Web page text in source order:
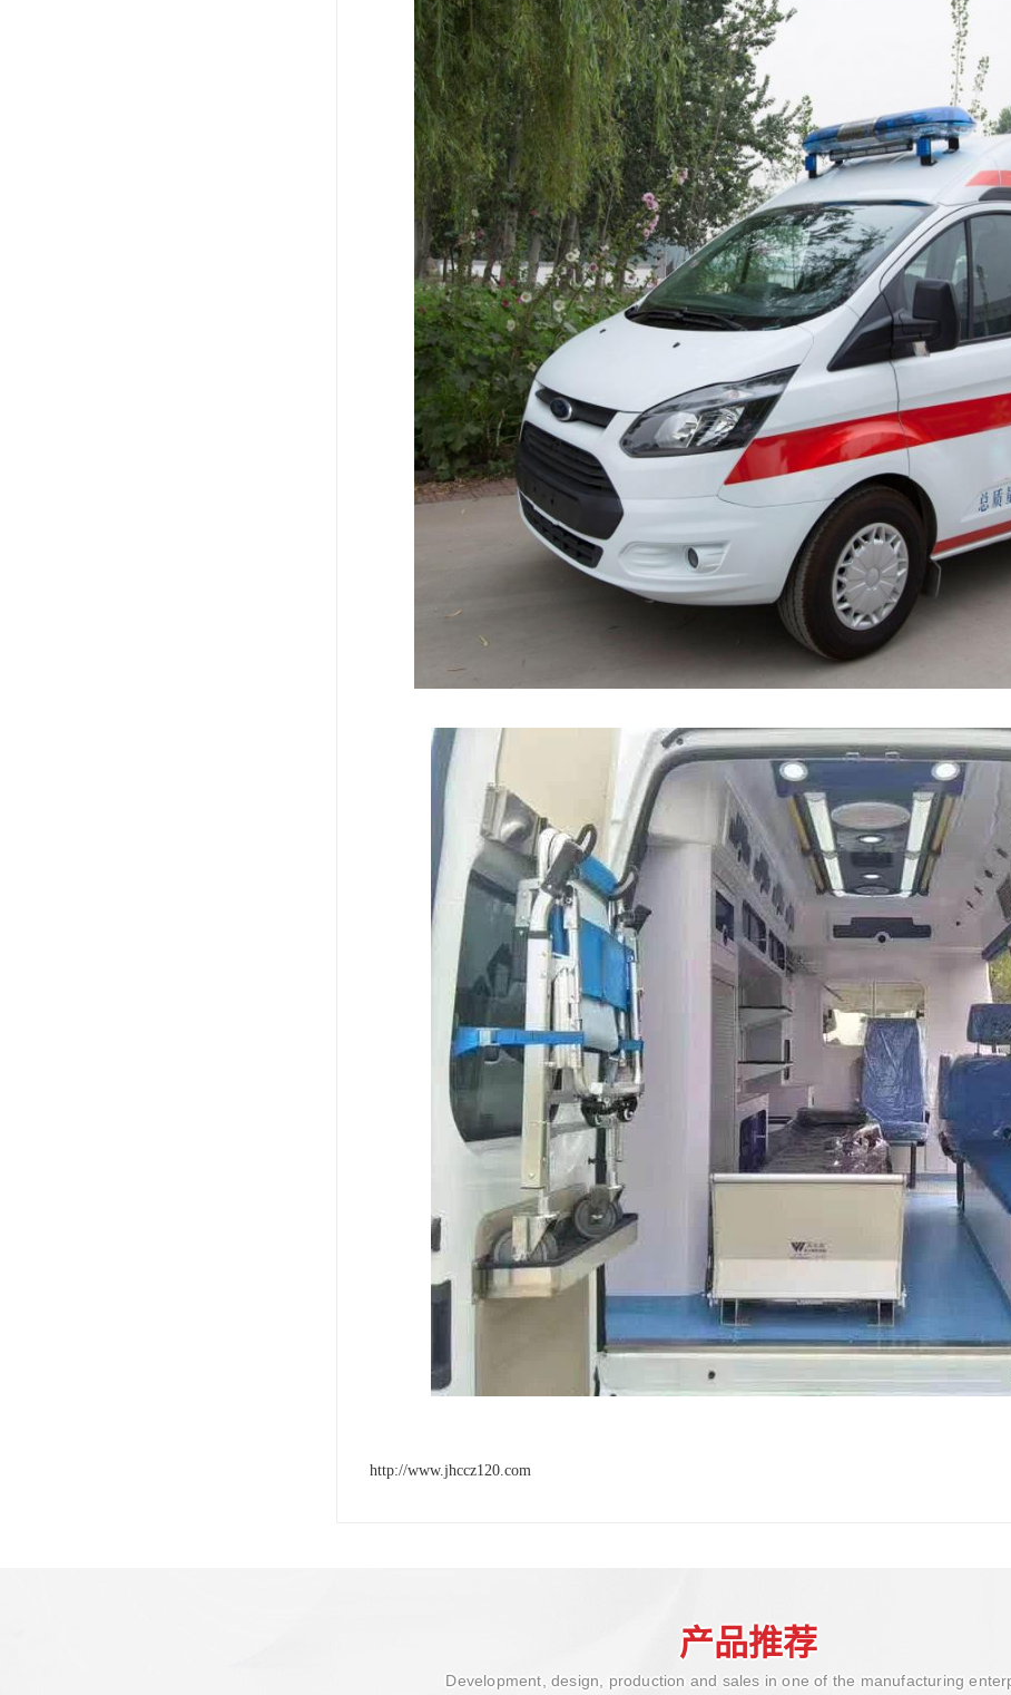
http://www.jhccz120.com
产品推荐
Development, design, production and sales in one of the manufacturing